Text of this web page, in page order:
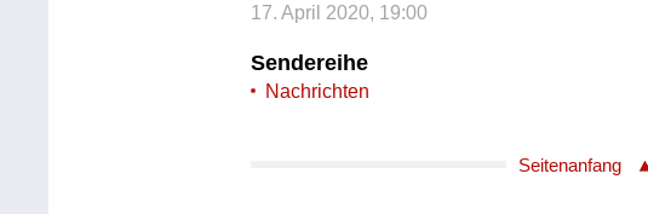
17. April 2020, 19:00
Sendereihe
Nachrichten
Seitenanfang